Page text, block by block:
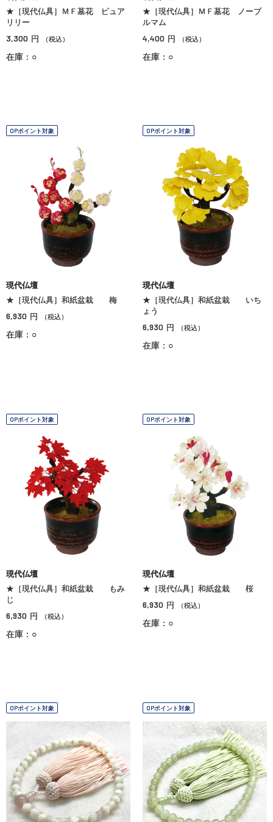
★［現代仏具］ＭＦ墓花 ピュア
リリー
3,300 円 （税込）
在庫：○
★［現代仏具］ＭＦ墓花 ノーブ
ルマム
4,400 円 （税込）
在庫：○
OPポイント対象
現代仏壇
★［現代仏具］和紙盆栽 梅
6,930 円 （税込）
在庫：○
OPポイント対象
現代仏壇
★［現代仏具］和紙盆栽 いち
ょう
6,930 円 （税込）
在庫：○
OPポイント対象
現代仏壇
★［現代仏具］和紙盆栽 もみ
じ
6,930 円 （税込）
在庫：○
OPポイント対象
現代仏壇
★［現代仏具］和紙盆栽 桜
6,930 円 （税込）
在庫：○
OPポイント対象 OPポイント対象